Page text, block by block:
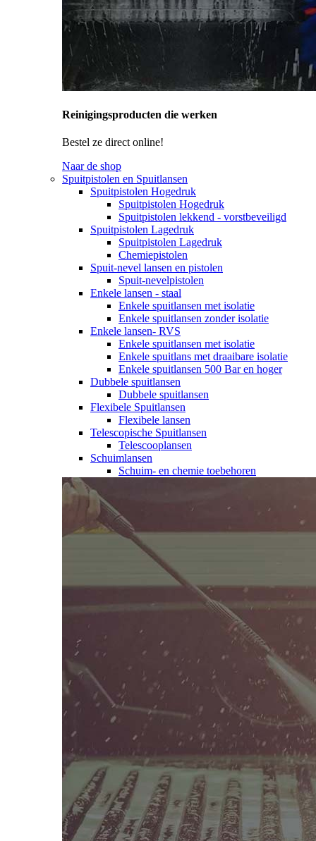
Reinigingsproducten die werken
Bestel ze direct online!
Naar de shop
Spuitpistolen en Spuitlansen
Spuitpistolen Hogedruk
Spuitpistolen Hogedruk
Spuitpistolen lekkend - vorstbeveiligd
Spuitpistolen Lagedruk
Spuitpistolen Lagedruk
Chemiepistolen
Spuit-nevel lansen en pistolen
Spuit-nevelpistolen
Enkele lansen - staal
Enkele spuitlansen met isolatie
Enkele spuitlansen zonder isolatie
Enkele lansen- RVS
Enkele spuitlansen met isolatie
Enkele spuitlans met draaibare isolatie
Enkele spuitlansen 500 Bar en hoger
Dubbele spuitlansen
Dubbele spuitlansen
Flexibele Spuitlansen
Flexibele lansen
Telescopische Spuitlansen
Telescooplansen
Schuimlansen
Schuim- en chemie toebehoren